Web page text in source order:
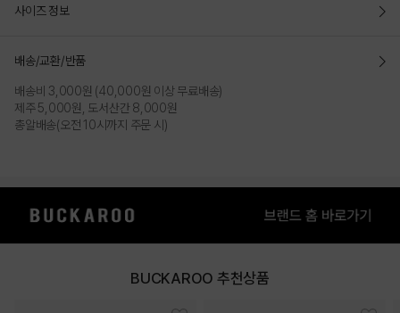
사이즈 정보
배송/교환/반품
배송비 3,000원 (40,000원 이상 무료배송)
제주 5,000원, 도서산간 8,000원
총알배송(오전 10시까지 주문 시)
BUCKAROO 추천상품